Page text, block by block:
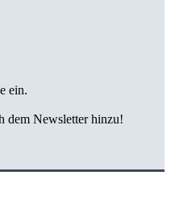
ein.
dem Newsletter hinzu!